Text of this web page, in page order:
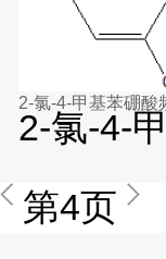
2-氯-4-甲基苯硼酸
2-氯-4-
第4页